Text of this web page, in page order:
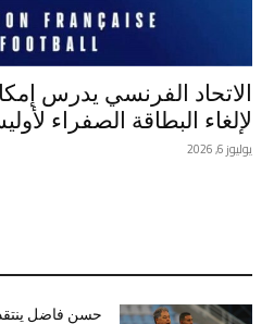
الاتحاد الفرنسي يدرس
لإلغاء البطاقة الصفراء
يوليوز 6, 2026
حسن فاضل ينتقد